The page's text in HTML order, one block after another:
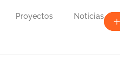
Proyectos Noticias